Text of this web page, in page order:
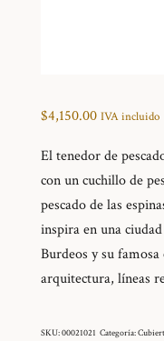
$4,150.00 IVA incluido
El tenedor de
con un cuchillo de
pescado de las
inspira en una
Burdeos y su
arquitectura, líneas
SKU:00021021 Categoría: